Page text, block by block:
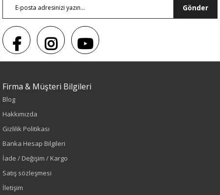
Sezon : KIŞLIK
Lacivert
Gönder
Firma & Müşteri Bilgileri
Blog
Hakkımızda
Gizlilik Politikası
Banka Hesap Bilgileri
İade / Değişim / Kargo
Satış sözleşmesi
İletişim